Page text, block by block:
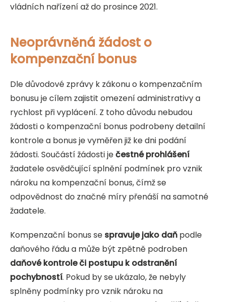
vládních nařízení až do prosince 2021.
Neoprávněná žádost o
kompenzační bonus
Dle důvodové zprávy k zákonu o kompenzačním
bonusu je cílem zajistit omezení administrativy a
rychlost při vyplácení. Z toho důvodu nebudou
žádosti o kompenzační bonus podrobeny detailní
kontrole a bonus je vyměřen již ke dni podání
žádosti. Součástí žádosti ječestné prohlášení
žadatele osvědčující splnění podmínek pro vznik
nároku na kompenzační bonus, čímž se
odpovědnost do značné míry přenáší na samotné
žadatele.
Kompenzační bonus se spravuje jako daň podle
daňového řádu a může být zpětně podroben
daňové kontrole či postupu k odstranění
pochybností. Pokud by se ukázalo, že nebyly
splněny podmínky pro vznik nároku na